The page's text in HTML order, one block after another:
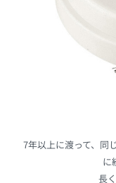
7年以上に渡って、同
に
長